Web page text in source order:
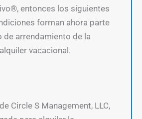
entonces los siguientes
forman ahora parte
de arrendamiento de la
vacacional.
Circle S Management, LLC,